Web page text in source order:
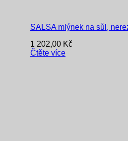
SALSA mlýnek na sůl,
1 202,00 Kč
Čtěte více